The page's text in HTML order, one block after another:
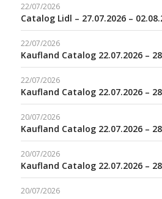
22/07/2026
Catalog Lidl – 27.07.2026 –
22/07/2026
Kaufland Catalog 22.07.2026 –
22/07/2026
Kaufland Catalog 22.07.2026 –
20/07/2026
Kaufland Catalog 22.07.2026 –
20/07/2026
Kaufland Catalog 22.07.2026 –
20/07/2026